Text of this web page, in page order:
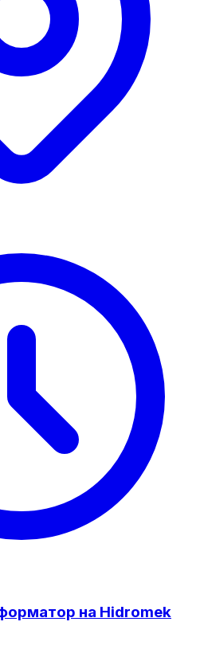
на Hidromek